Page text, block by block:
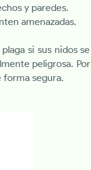
y paredes.
amenazadas.
si sus nidos se
peligrosa. Por
forma segura.